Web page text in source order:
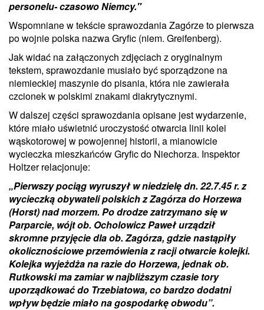
personelu- czasowo Niemcy."
Wspomniane w tekście sprawozdania Zagórze to pierwsza
po wojnie polska nazwa Gryfic (niem. Greifenberg).
Jak widać na załączonych zdjęciach z oryginalnym
tekstem, sprawozdanie musiało być sporządzone na
niemieckiej maszynie do pisania, która nie zawierała
czcionek w polskimi znakami diakrytycznymi.
W dalszej części sprawozdania opisane jest wydarzenie,
które miało uświetnić uroczystość otwarcia linii kolei
wąskotorowej w powojennej historii, a mianowicie
wycieczka mieszkańców Gryfic do Niechorza. Inspektor
Holtzer relacjonuje:
„Pierwszy pociąg wyruszył w niedzielę dn. 22.7.45 r. z
wycieczką obywateli polskich z Zagórza do Horzewa
(Horst) nad morzem. Po drodze zatrzymano się w
Parparcie, wójt ob. Ocholowicz Paweł urządził
skromne przyjęcie dla ob. Zagórza, gdzie nastąpiły
okolicznościowe przemówienia z racji otwarcie kolejki.
Kolejka wyjeżdża na razie do Horzewa, jednak ob.
Rutkowski ma zamiar w najbliższym czasie tory
uporządkować do Trzebiatowa, co bardzo dodatni
wpływ będzie miało na gospodarkę obwodu”.